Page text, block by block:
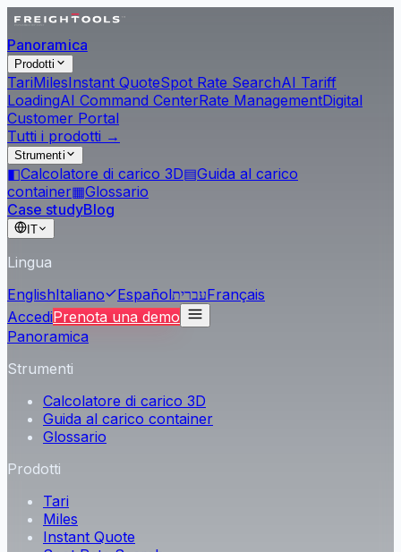
Panoramica
Prodotti
TariMilesInstant QuoteSpot Rate SearchAI Tariff
LoadingAI Command CenterRate ManagementDigital
Customer Portal
Tutti i prodotti →
Strumenti
◧Calcolatore di carico 3D▤Guida al carico
container▦Glossario
Case studyBlog
IT
Lingua
EnglishItaliano EspañolעבריתFrançais
AccediPrenota una demo
Panoramica
Strumenti
Calcolatore di carico 3D
Guida al carico container
Glossario
Prodotti
Tari
Miles
Instant Quote